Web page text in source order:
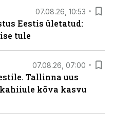
07.08.26, 10:53
Eestis ületatud:
tule
07.08.26, 07:00
Tallinna uus
kõva kasvu